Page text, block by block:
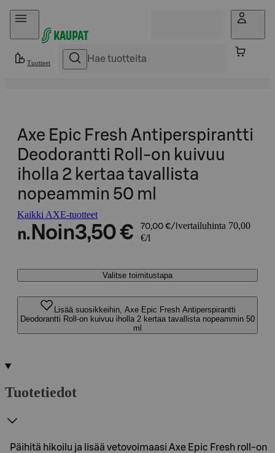
Hyppää sisältöön
Tuotteet
Axe Epic Fresh Antiperspirantti
Deodorantti Roll-on kuivuu
iholla 2 kertaa tavallista
nopeammin 50 ml
Kaikki AXE-tuotteet
n. Noin3,50 € 70,00 €/l vertailuhinta 70,00
€/l
Valitse toimitustapa
Lisää suosikkeihin, Axe Epic Fresh Antiperspirantti
Deodorantti Roll-on kuivuu iholla 2 kertaa tavallista nopeammin 50
ml
Tuotetiedot
Päihitä hikoilu ja lisää vetovoimaasi Axe Epic Fresh roll-on